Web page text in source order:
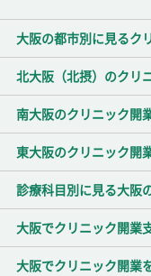
大阪の都市別に見るク
北大阪（北摂）のクリ
南大阪のクリニック開
東大阪のクリニック開
診療科目別に見る大阪
大阪でクリニック開業
大阪でクリニック開業